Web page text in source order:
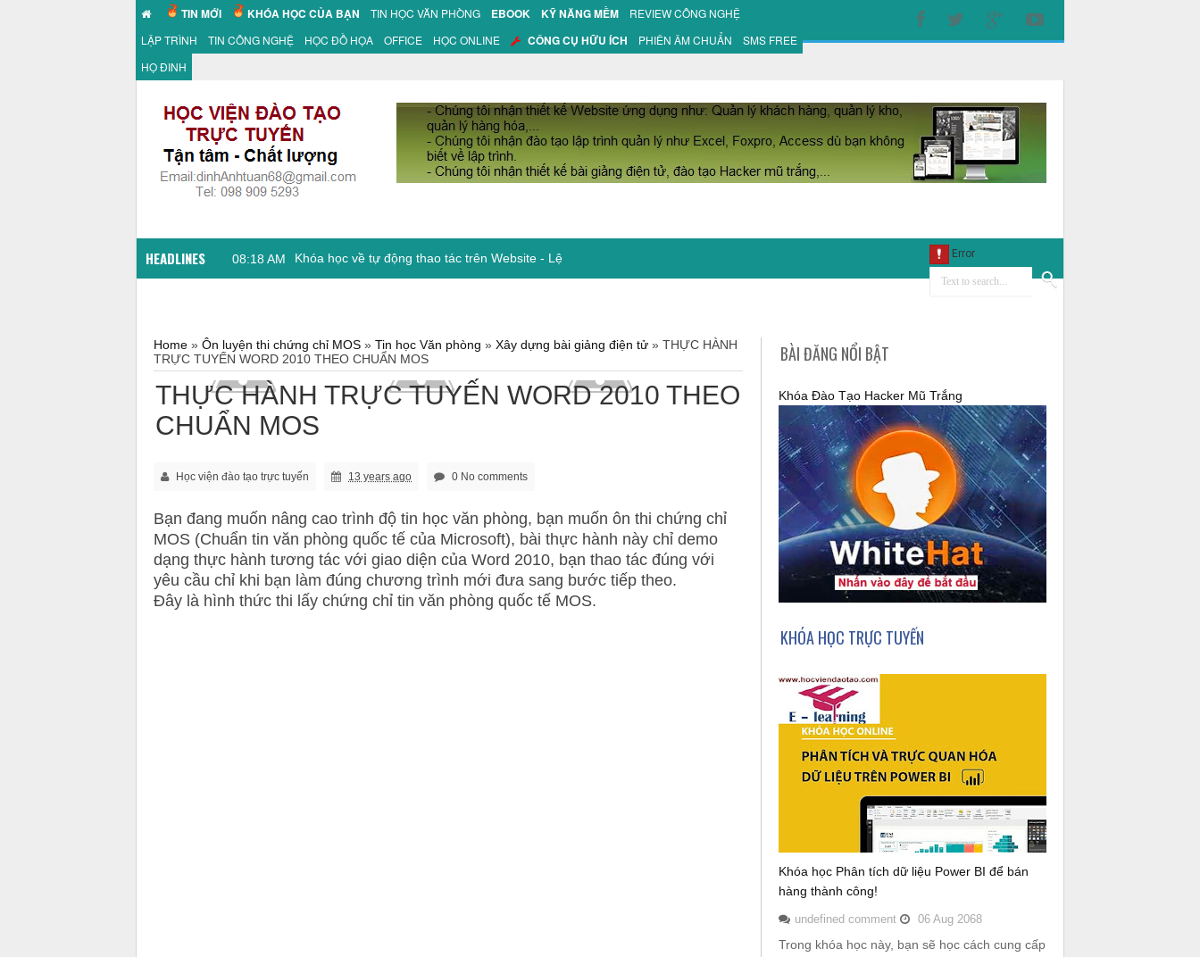
TIN MỚI KHÓA HỌC CỦA BẠN TIN HỌC VĂN PHÒNG EBOOK KỸ NĂNG MỀM
REVIEW CÔNG NGHỆ
LẬP TRÌNH
TIN CÔNG NGHỆ HỌC ĐỒ HỌA OFFICE HỌC ONLINE CÔNG CỤ HỮU ÍCH PHIÊN ÂM CHUẨN
SMS FREE
HỌ ĐINH
HEADLINES 08:18 AM Khóa học về tự động thao tác trên Website - Lệnh trong iMacro
Home » Ôn luyện thi chứng chỉ MOS » Tin học Văn phòng » Xây dựng bài giảng điện tử » THỰC HÀNH
TRỰC TUYẾN WORD 2010 THEO CHUẨN MOS
THỰC HÀNH TRỰC TUYẾN WORD 2010 THEO
CHUẨN MOS
Học viện đào tạo trực tuyến 13 years ago 0 No comments
Bạn đang muốn nâng cao trình độ tin học văn phòng, bạn muốn ôn thi chứng chỉ
MOS (Chuẩn tin văn phòng quốc tế của Microsoft), bài thực hành này chỉ demo
dạng thực hành tương tác với giao diện của Word 2010, bạn thao tác đúng với
yêu cầu chỉ khi bạn làm đúng chương trình mới đưa sang bước tiếp theo.
Đây là hình thức thi lấy chứng chỉ tin văn phòng quốc tế MOS.
BÀI ĐĂNG NỔI BẬT
Khóa Đào Tạo Hacker Mũ Trắng
KHÓA HỌC TRỰC TUYẾN
Khóa học Phân tích dữ liệu Power BI để bán
hàng thành công!
undefined comment 06 Aug 2068
Trong khóa học này, bạn sẽ học cách cung cấp